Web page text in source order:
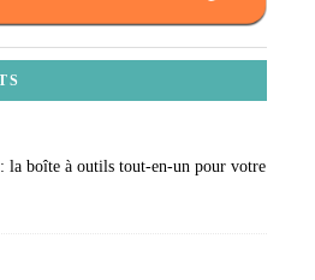
la boîte à outils tout-en-un pour votre